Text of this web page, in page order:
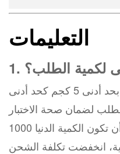
التعليمات
لكمية الطلب؟
بالنسبة لطلبات العينات، نوصي بحد أدنى 5 كجم كحد أدنى
بالنسبة للطلب بالجملة، نقترح أن تكون الكمية الدنيا 1000